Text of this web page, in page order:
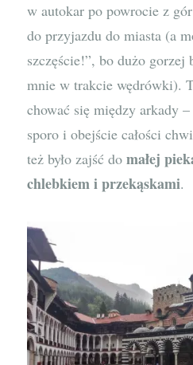
w autokar po powrocie z gór
do przyjazdu do miasta (a
szczęście!”, bo dużo gorzej
mnie w trakcie wędrówki).
chować się między arkady –
sporo i obejście całości
też było zajść domałej
chlebkiem i przekąskami.